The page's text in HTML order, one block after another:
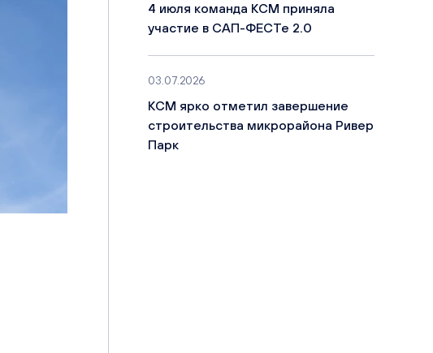
4 июля команда КСМ приняла
участие в САП-ФЕСТе 2.0
03.07.2026
КСМ ярко отметил завершение
строительства микрорайона Ривер
Парк